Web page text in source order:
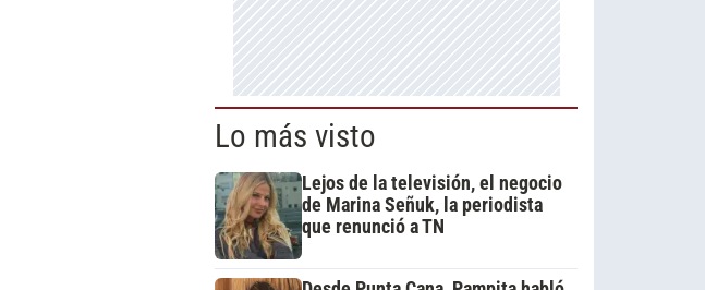
Lo más visto
Lejos de la televisión, el negocio
de Marina Señuk, la periodista
que renunció a TN